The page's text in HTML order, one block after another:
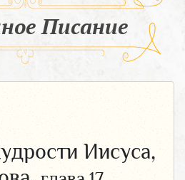
Писание
Иисуса,